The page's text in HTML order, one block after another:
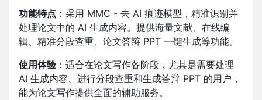
功能特点 ：采用 MMC - 去 AI 痕迹模型，精准识别并
处理论文中的 AI 生成内容。提供海量文献、在线编
辑、精准分段查重、论文答辩 PPT 一键生成等功能。
使用体验：适合在论文写作各阶段，尤其是需要处理
AI 生成内容、进行分段查重和生成答辩 PPT 的用户，
能为论文写作提供全面的辅助服务。